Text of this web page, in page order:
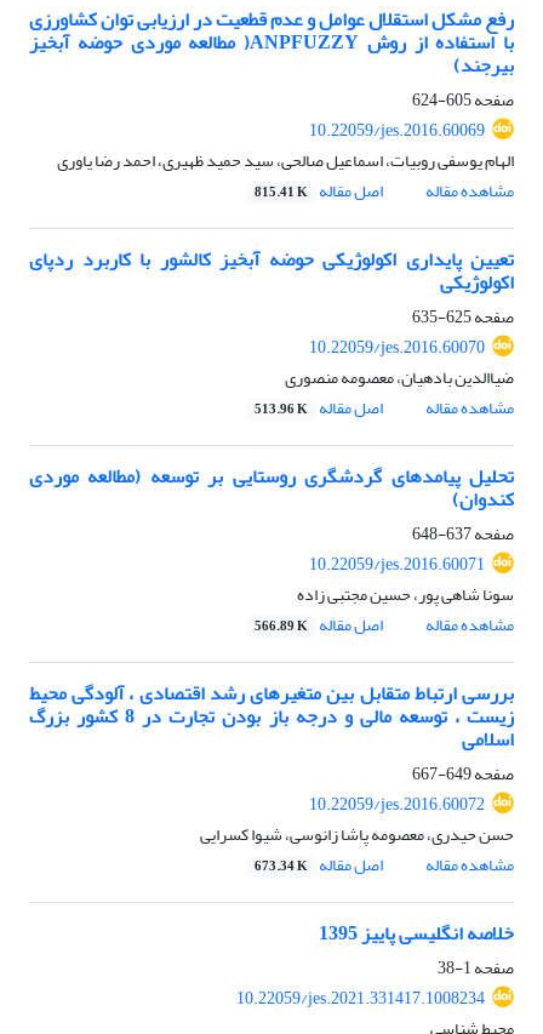
رفع مشکل استقلال عوامل و عدم قطعیت در ارزیابی توان کشاورزی
با استفاده از روش ANPFUZZY( مطالعه موردی حوضه آبخیز
بیرجند)
صفحه605-624
10.22059/jes.2016.60069
الهام یوسفی روبیات، اسماعیل صالحی، سید حمید ظهیری، احمد رضا یاوری
مشاهده مقاله
اصل مقاله 815.41 K
تعیین پایداری اکولوژیکی حوضه آبخیز کال‎شور با کاربرد ردپای
اکولوژیکی
صفحه625-635
10.22059/jes.2016.60070
ضیاالدین بادهیان، معصومه منصوری
مشاهده مقاله
اصل مقاله 513.96 K
تحلیل پیامدهای گردشگری روستایی بر توسعه (مطالعه موردی
کندوان)
صفحه637-648
10.22059/jes.2016.60071
سونا شاهی پور، حسین مجتبی زاده
مشاهده مقاله
اصل مقاله 566.89 K
بررسی ارتباط متقابل بین متغیرهای رشد اقتصادی ، آلودگی محیط
زیست ، توسعه مالی و درجه باز بودن تجارت در 8 کشور بزرگ
اسلامی
صفحه649-667
10.22059/jes.2016.60072
حسن حیدری، معصومه پاشا زانوسی، شیوا کسرایی
مشاهده مقاله
اصل مقاله 673.34 K
خلاصه انگلیسی پاییز 1395
صفحه1-38
10.22059/jes.2021.331417.1008234